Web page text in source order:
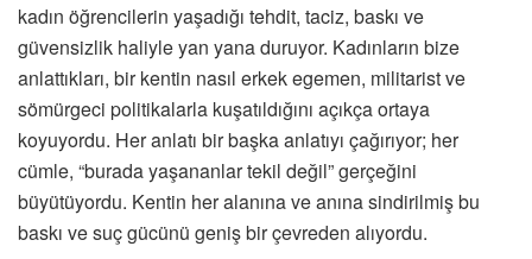
kadın öğrencilerin yaşadığı tehdit, taciz, baskı ve
güvensizlik haliyle yan yana duruyor. Kadınların bize
anlattıkları, bir kentin nasıl erkek egemen, militarist ve
sömürgeci politikalarla kuşatıldığını açıkça ortaya
koyuyordu. Her anlatı bir başka anlatıyı çağırıyor; her
cümle, “burada yaşananlar tekil değil” gerçeğini
büyütüyordu. Kentin her alanına ve anına sindirilmiş bu
baskı ve suç gücünü geniş bir çevreden alıyordu.